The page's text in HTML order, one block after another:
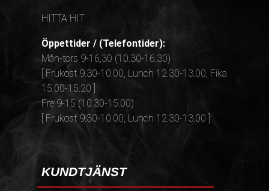
HITTA HIT
Öppettider / (Telefontider):
Mån-tors 9-16,30 (10.30-16.30)
[ Frukost 9.30-10.00, Lunch 12.30-13.00, Fika
15.00-15.20 ]
Fre 9-15 (10.30-15.00)
[ Frukost 9.30-10.00, Lunch 12.30-13.00 ]
KUNDTJÄNST